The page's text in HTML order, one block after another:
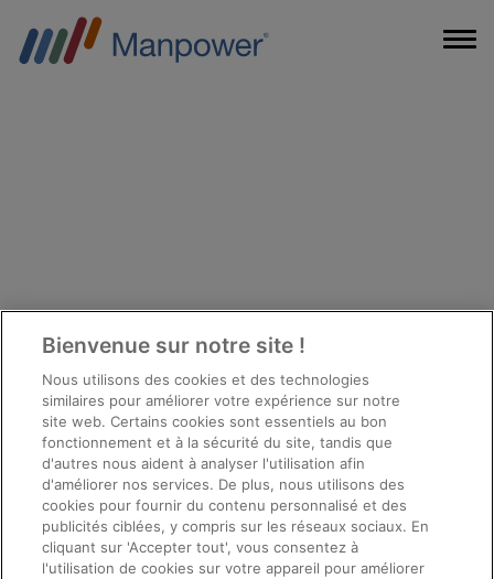
Des questions
sur le travail
chez bpost ?
Bienvenue sur notre site !
Nous utilisons des cookies et des technologies
similaires pour améliorer votre expérience sur notre
site web. Certains cookies sont essentiels au bon
fonctionnement et à la sécurité du site, tandis que
d'autres nous aident à analyser l'utilisation afin
d'améliorer nos services. De plus, nous utilisons des
cookies pour fournir du contenu personnalisé et des
publicités ciblées, y compris sur les réseaux sociaux. En
cliquant sur 'Accepter tout', vous consentez à
l'utilisation de cookies sur votre appareil pour améliorer